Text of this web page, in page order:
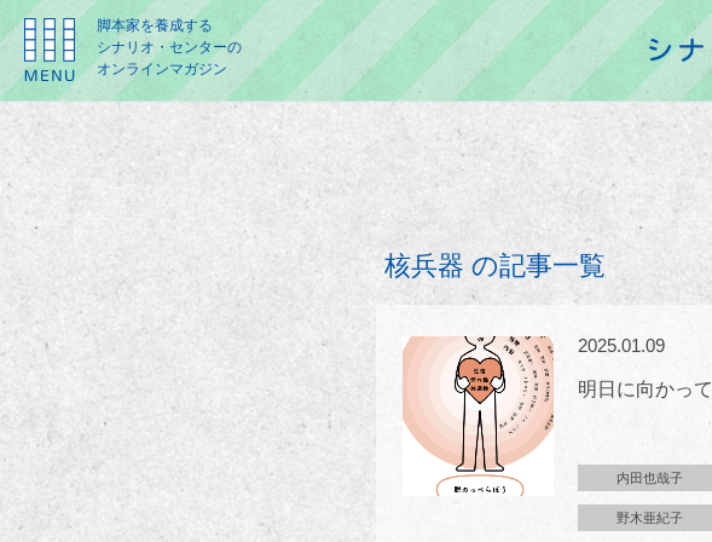
脚本家を養成する
シナリオ・センターの
オンラインマガジン
核兵器 の記事一覧
2025.01.09
明日に向かって
内田也哉子
野木亜紀子